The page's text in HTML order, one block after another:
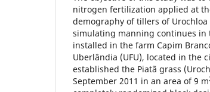
nitrogen fertilization applied at
demography of tillers of
simulating manning continues in
installed in the farm Capim
Uberlândia (UFU), located in the
established the Piatã grass
September 2011 in an area of 9 m